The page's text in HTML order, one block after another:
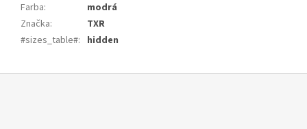
Farba:
modrá
Značka:
TXR
#sizes_table#: hidden